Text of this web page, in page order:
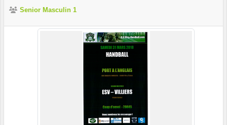
Senior Masculin 1